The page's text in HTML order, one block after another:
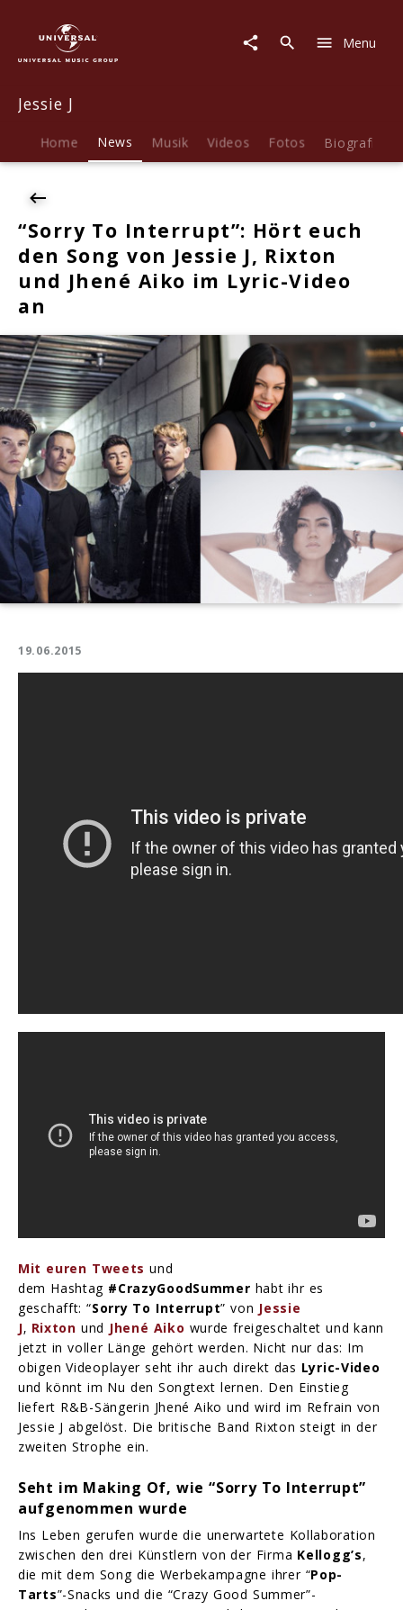
News
"Sorry
Interrupt":
Hört
Jessie
Rixton
und
Jhené
Aiko
im
Lyric-
Video
an
Menu
Jessie J
Home News Musik Videos Fotos Biografie
“Sorry To Interrupt”: Hört euch
den Song von Jessie J, Rixton
und Jhené Aiko im Lyric-Video
an
19.06.2015
Mit euren Tweets und
dem Hashtag #CrazyGoodSummer habt ihr es
geschafft: “Sorry To Interrupt” von Jessie
J‚ Rixton und Jhené Aiko wurde freigeschaltet und kann
jetzt in voller Länge gehört werden. Nicht nur das: Im
obigen Videoplayer seht ihr auch direkt das Lyric-Video
und könnt im Nu den Songtext lernen. Den Einstieg
liefert R&B-Sängerin Jhené Aiko und wird im Refrain von
Jessie J abgelöst. Die britische Band Rixton steigt in der
zweiten Strophe ein.
Seht im Making Of, wie “Sorry To Interrupt”
aufgenommen wurde
Ins Leben gerufen wurde die unerwartete Kollaboration
zwischen den drei Künstlern von der Firma Kellogg’s,
die mit dem Song die Werbekampagne ihrer “Pop-
Tarts”-Snacks und die “Crazy Good Summer”-